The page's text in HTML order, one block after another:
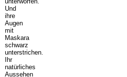
Und
ihre
Augen
mit
Maskara
schwarz
unterstrichen.
Ihr
natürliches
Aussehen